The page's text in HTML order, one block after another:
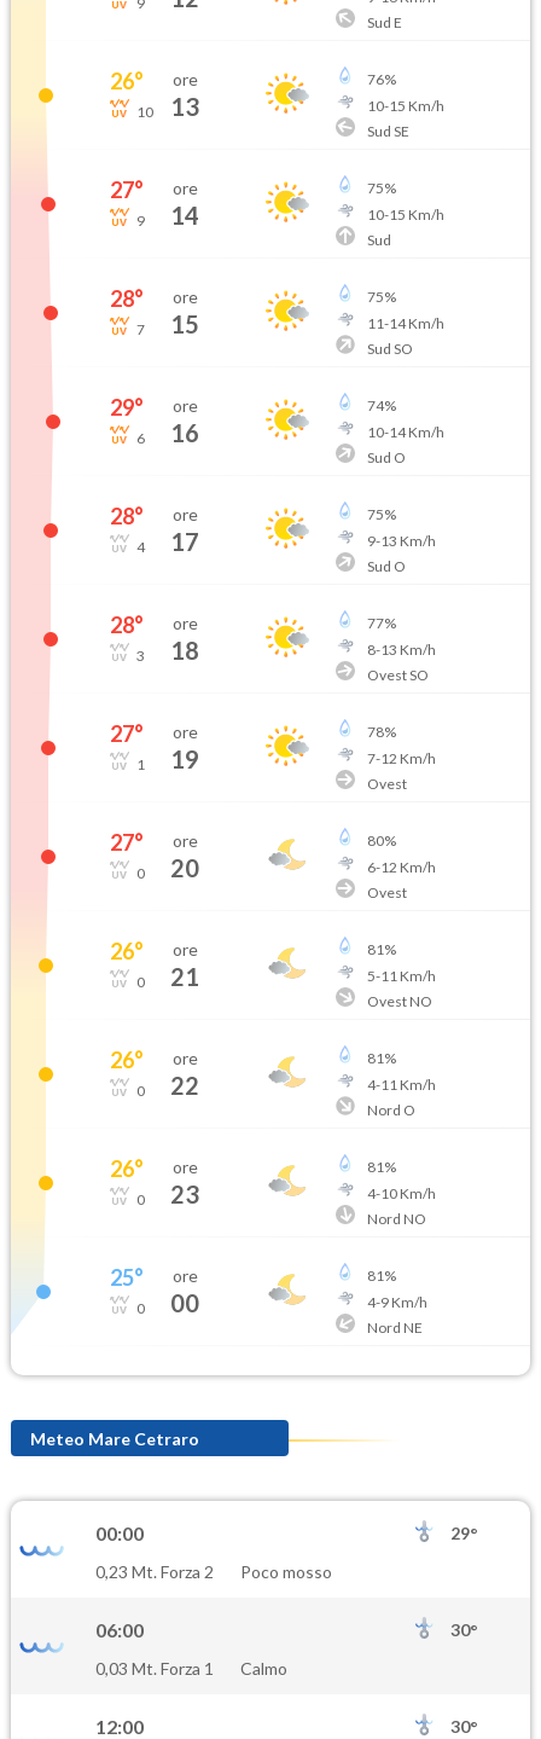
Sud E
26°
10
ore
13
76%
10-15 Km/h
Sud SE
27°
9
ore
14
75%
10-15 Km/h
Sud
28°
7
ore
15
75%
11-14Km/h
Sud SO
29°
6
ore
16
74%
10-14Km/h
Sud O
28°
4
ore
17
75%
9-13 Km/h
Sud O
28°
3
ore
18
77%
8-13 Km/h
Ovest SO
27°
1
ore
19
78%
7-12 Km/h
Ovest
27°
0
ore
20
80%
6-12 Km/h
Ovest
26°
0
ore
21
81%
5-11 Km/h
Ovest NO
26°
0
ore
22
81%
4-11 Km/h
Nord O
26°
0
ore
23
81%
4-10Km/h
Nord NO
25°
0
ore
00
81%
4-9Km/h
Nord NE
Meteo Mare Cetraro
00:00
29°
0,23 Mt. Forza 2
Poco mosso
06:00
30°
0,03 Mt. Forza 1
Calmo
12:00
30°